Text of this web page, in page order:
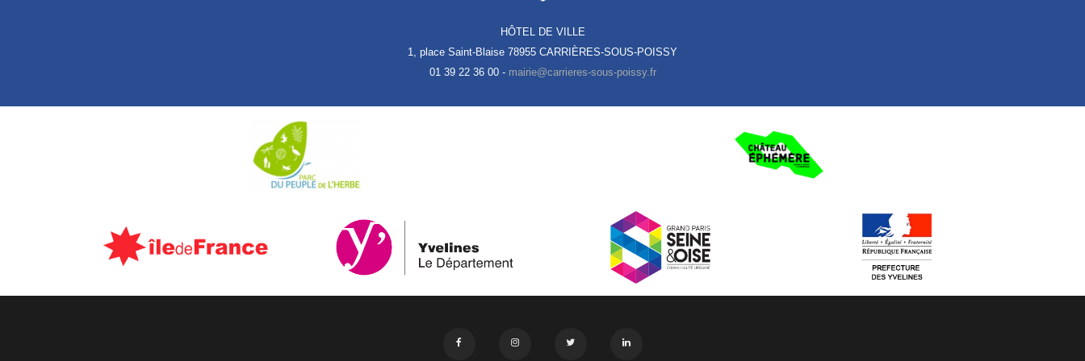
HÔTEL DE VILLE
1, place Saint-Blaise 78955 CARRIÈRES-SOUS-POISSY
01 39 22 36 00 -